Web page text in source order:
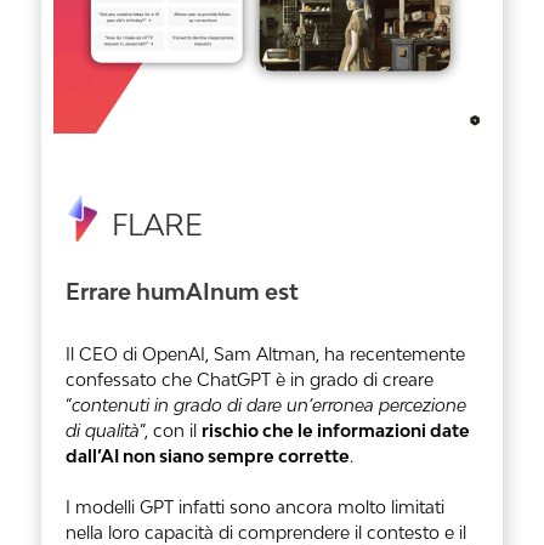
FLARE
Errare humAInum est
Il CEO di OpenAI, Sam Altman, ha recentemente
confessato che ChatGPT è in grado di creare
“contenuti in grado di dare un’erronea percezione
di qualità”, con il rischio che le informazioni date
dall’AI non siano sempre corrette.
I modelli GPT infatti sono ancora molto limitati
nella loro capacità di comprendere il contesto e il